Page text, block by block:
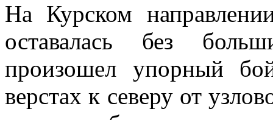
На Курском
оставалась без
произошел упорный
верстах к северу от